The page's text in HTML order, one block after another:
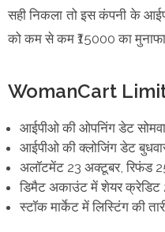
सही निकला तो इस कंपनी के
को कम से कम ₹15000 का मुनाफा
WomanCart
आईपीओ की ओपनिंग डेट
आईपीओ की क्लोजिंग डेट
अलॉटमेंट 23 अक्टूबर, रिफंड
डिमैट अकाउंट में शेयर क्रेडिट
स्टॉक मार्केट में लिस्टिंग की